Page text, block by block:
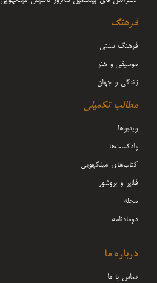
فرهنگ
فرهنگ سنتی
موسیقی و هنر
زندگی و جهان
مطالب تکمیلی
ویدیوها
پادکست‌ها
کتاب‌های مینگهویی
فلایر و بروشور
مجله
دوماه‌نامه
درباره ما
تماس با ما